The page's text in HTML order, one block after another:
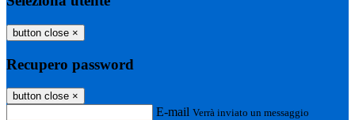
button close ×
Recupero password
button close ×
E-mail Verrà inviato un messaggio